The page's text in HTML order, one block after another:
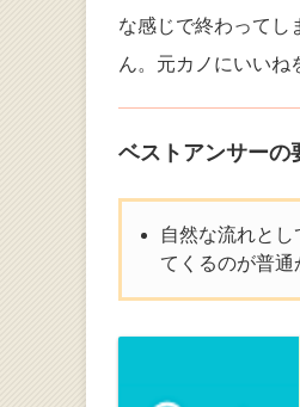
な感じで終わってし
ん。元カノにいいね
ベストアンサーの
自然な流れと
てくるのが普通